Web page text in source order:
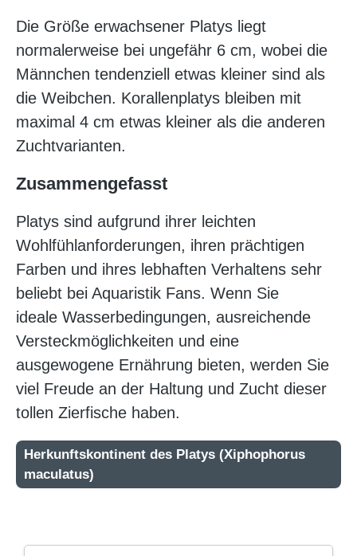
Die Größe erwachsener Platys liegt
normalerweise bei ungefähr 6 cm, wobei die
Männchen tendenziell etwas kleiner sind als
die Weibchen. Korallenplatys bleiben mit
maximal 4 cm etwas kleiner als die anderen
Zuchtvarianten.
Zusammengefasst
Platys sind aufgrund ihrer leichten
Wohlfühlanforderungen, ihren prächtigen
Farben und ihres lebhaften Verhaltens sehr
beliebt bei Aquaristik Fans. Wenn Sie
ideale Wasserbedingungen, ausreichende
Versteckmöglichkeiten und eine
ausgewogene Ernährung bieten, werden Sie
viel Freude an der Haltung und Zucht dieser
tollen Zierfische haben.
Herkunftskontinent des Platys (Xiphophorus
maculatus)